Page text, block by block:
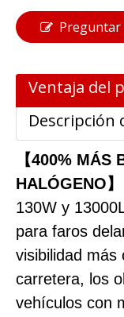
Preguntar
Ventaja del
Descripción
【400% MÁS
HALÓGENO】
130W y
para faros
visibilidad más
carretera, los
vehículos con